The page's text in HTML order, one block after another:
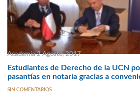
Academia 2 Agosto, 2017
Estudiantes de Derecho de la UCN
pasantías en notaría gracias a
SIN COMENTARIOS